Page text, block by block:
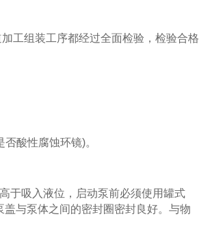
工组装工序都经过全面检验，检验合格
酸性腐蚀环镜)。
吸入液位，启动泵前必须使用罐式
与泵体之间的密封圈密封良好。与物